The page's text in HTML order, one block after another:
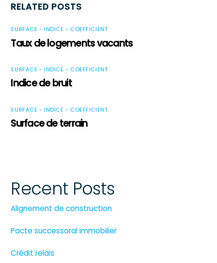
RELATED POSTS
SURFACE - INDICE - COEFFICIENT
Taux de logements vacants
SURFACE - INDICE - COEFFICIENT
Indice de bruit
SURFACE - INDICE - COEFFICIENT
Surface de terrain
Recent Posts
Alignement de construction
Pacte successoral immobilier
Crédit relais